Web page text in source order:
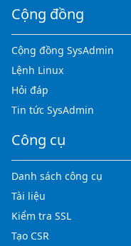
Cộng đồng
Cộng đồng SysAdmin
Lệnh Linux
Hỏi đáp
Tin tức SysAdmin
Công cụ
Danh sách công cụ
Tài liệu
Kiểm tra SSL
Tạo CSR